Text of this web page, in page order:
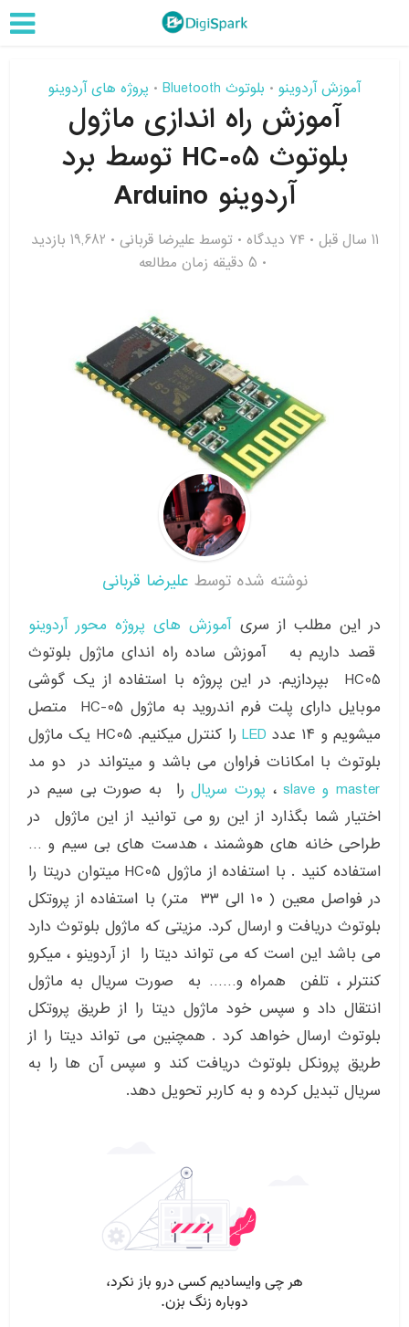
آموزش آردوینو • بلوتوث Bluetooth • پروژه های آردوینو
آموزش راه اندازی ماژول
بلوتوث HC-05 توسط برد
آردوینو Arduino
11 سال قبل ۷۴ دیدگاه توسط علیرضا قربانی
19,682 بازدید
5 دقیقه زمان مطالعه
نوشته شده توسط علیرضا قربانی
در این مطلب از سریآموزش های پروژه محور آردوینو
قصد داریم به آموزش ساده راه اندای ماژول بلوتوث
HC05 بپردازیم. در این پروژه با استفاده از یک گوشی
موبایل دارای پلت فرم اندروید به ماژول HC-05 متصل
میشویم و ۱۴ عدد
LED
را کنترل میکنیم. HC05 یک ماژول
بلوتوث با امکانات فراوان می باشد و میتواند در دو مد
master و slave
، پورت سریالرا به صورت بی سیم در
اختیار شما بگذارد از این رو می توانید از این ماژول در
طراحی خانه های هوشمند ، هدست های بی سیم و …
استفاده کنید . با استفاده از ماژول HC05 میتوان دریتا را
در فواصل معین ( ۱۰ الی ۳۳ متر) با استفاده از پروتکل
بلوتوث دریافت و ارسال کرد. مزیتی که ماژول بلوتوث دارد
می باشد این است که می تواند دیتا را از آردوینو ، میکرو
کنترلر ، تلفن همراه و…… به صورت سریال به ماژول
انتقال داد و سپس خود ماژول دیتا را از طریق پروتکل
بلوتوث ارسال خواهد کرد . همچنین می تواند دیتا را از
طریق پرونکل بلوتوث دریافت کند و سپس آن ها را به
سریال تبدیل کرده و به کاربر تحویل دهد.